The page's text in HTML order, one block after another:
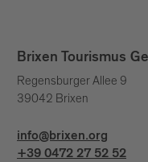
Brixen Tourismus
Regensburger Allee 9
39042 Brixen
info@brixen.org
+39 0472 27 52 52